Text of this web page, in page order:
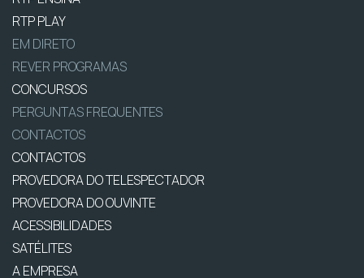
RTP PLAY
EM DIRETO
REVER PROGRAMAS
CONCURSOS
PERGUNTAS FREQUENTES
CONTACTOS
CONTACTOS
PROVEDORA DO TELESPECTADOR
PROVEDORA DO OUVINTE
ACESSIBILIDADES
SATÉLITES
A EMPRESA